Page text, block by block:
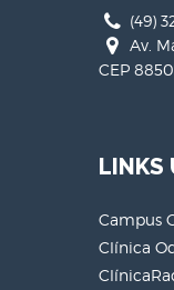
(49)
Av.
CEP
LINKS
Campus
Clínica